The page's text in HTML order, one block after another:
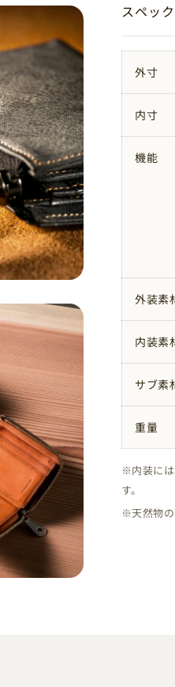
スペッ
外寸
内寸
機能
外装素
内装素
サブ素
重量
※内装には
す。
※天然物の